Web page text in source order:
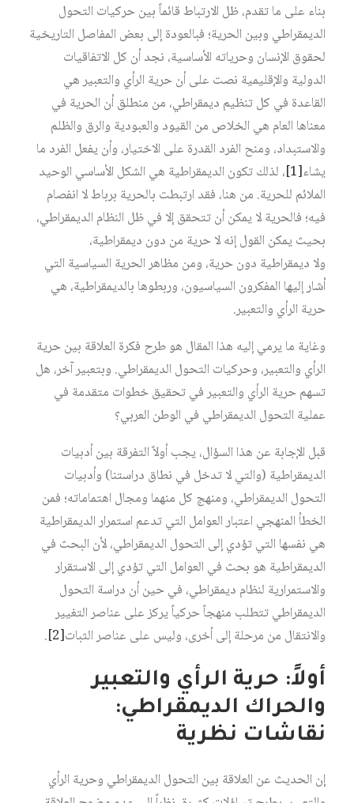
بناء على ما تقدم، ظل الارتباط قائماً بين حركيات التحول
الديمقراطي وبين الحرية؛ فبالعودة إلى بعض المفاصل التاريخية
لحقوق الإنسان وحرياته الأساسية، نجد أن كل الاتفاقيات
الدولية والإقليمية نصت على أن حرية الرأي والتعبير هي
القاعدة في كل تنظيم ديمقراطي، من منطلق أن الحرية في
معناها العام هي الخلاص من القيود والعبودية والرق والظلم
والاستبداد، ومنح الفرد القدرة على الاختيار، وأن يفعل الفرد ما
يشاء‏[1]
، لذلك تكون الديمقراطية هي الشكل الأساسي الوحيد
الملائم للحرية. من هنا، فقد ارتبطت بالحرية برباط لا انفصام
فيه؛ فالحرية لا يمكن أن تتحقق إلا في ظل النظام الديمقراطي،
بحيث يمكن القول إنه لا حرية من دون ديمقراطية،
ولا ديمقراطية دون حرية، ومن مظاهر الحرية السياسية التي
أشار إليها المفكرون السياسيون، وربطوها بالديمقراطية، هي
حرية الرأي والتعبير.
وغاية ما يرمي إليه هذا المقال هو طرح فكرة العلاقة بين حرية
الرأي والتعبير، وحركيات التحول الديمقراطي. وبتعبير آخر، هل
تسهم حرية الرأي والتعبير في تحقيق خطوات متقدمة في
عملية التحول الديمقراطي في الوطن العربي؟
قبل الإجابة عن هذا السؤال، يجب أولاً التفرقة بين أدبيات
الديمقراطية (والتي لا تدخل في نطاق دراستنا) وأدبيات
التحول الديمقراطي، ومنهج كل منهما ومجال اهتماماته؛ فمن
الخطأ المنهجي اعتبار العوامل التي تدعم استمرار الديمقراطية
هي نفسها التي تؤدي إلى التحول الديمقراطي، لأن البحث في
الديمقراطية هو بحث في العوامل التي تؤدي إلى الاستقرار
والاستمرارية لنظام ديمقراطي، في حين أن دراسة التحول
الديمقراطي تتطلب منهجاً حركياً يركز على عناصر التغيير
والانتقال من مرحلة إلى أخرى، وليس على عناصر الثبات‏[2]
.
أولاً: حرية الرأي والتعبير
والحراك الديمقراطي:
نقاشات نظرية
إن الحديث عن العلاقة بين التحول الديمقراطي وحرية الرأي